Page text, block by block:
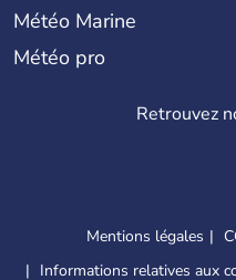
Météo Marine
Météo pro
Retrouvez
Mentions légales
Informations relatives aux